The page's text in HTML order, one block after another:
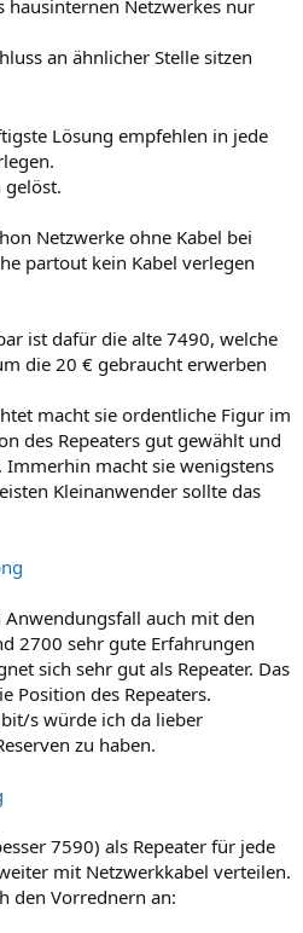
Netzwerkes nur
an ähnlicher Stelle sitzen
Lösung empfehlen in jede
gelöst.
Netzwerke ohne Kabel bei
partout kein Kabel verlegen
ist dafür die alte 7490, welche
die 20 € gebraucht erwerben
macht sie ordentliche Figur im
des Repeaters gut gewählt und
macht sie wenigstens
Kleinanwender sollte das
auch mit den
2700 sehr gute Erfahrungen
sich sehr gut als Repeater. Das
Position des Repeaters.
s würde ich da lieber
zu haben.
7590) als Repeater für jede
mit Netzwerkkabel verteilen.
den Vorrednern an: